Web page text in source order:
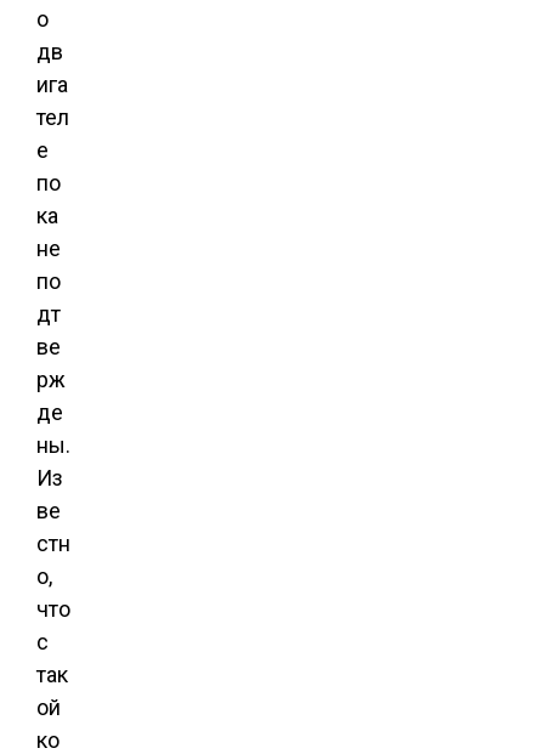
о
дв
ига
тел
е
по
ка
не
по
дт
ве
рж
де
ны.
Из
ве
стн
о,
что
с
так
ой
ко